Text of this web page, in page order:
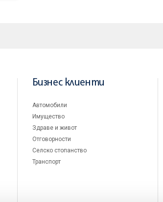
Бизнес клиенти
Автомобили
Имущество
Здраве и живот
Отговорности
Селско стопанство
Транспорт